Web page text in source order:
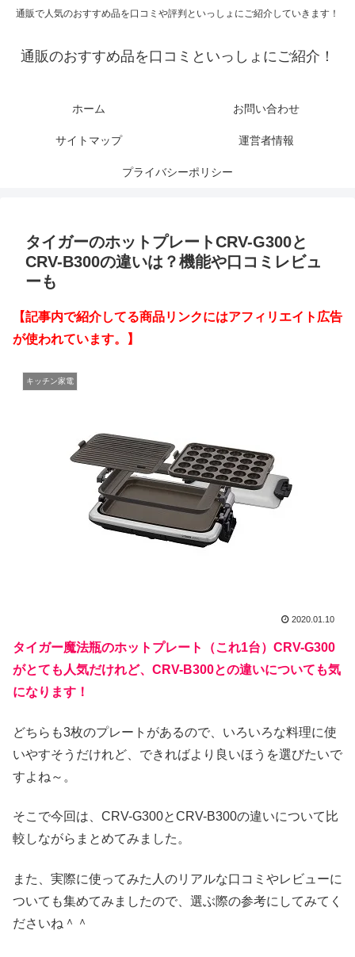
通販で人気のおすすめ品を口コミや評判といっしょにご紹介していきます！
通販のおすすめ品を口コミといっしょにご紹介！
ホーム お問い合わせ
サイトマップ 運営者情報
プライバシーポリシー
タイガーのホットプレートCRV-G300と
CRV-B300の違いは？機能や口コミレビュ
ーも
【記事内で紹介してる商品リンクにはアフィリエイト広告
が使われています。】
キッチン家電
2020.01.10
タイガー魔法瓶のホットプレート（これ1台）CRV-G300
がとても人気だけれど、CRV-B300との違いについても気
になります！
どちらも3枚のプレートがあるので、いろいろな料理に使
いやすそうだけれど、できればより良いほうを選びたいで
すよね～。
そこで今回は、CRV-G300とCRV-B300の違いについて比
較しながらまとめてみました。
また、実際に使ってみた人のリアルな口コミやレビューに
ついても集めてみましたので、選ぶ際の参考にしてみてく
ださいね＾＾